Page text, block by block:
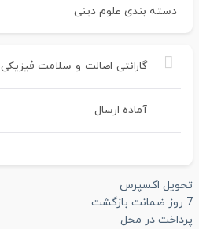
دسته بندی علوم دینی
گارانتی اصالت و سلامت فیزیکی
آماده ارسال
تحویل اکسپرس
7 روز ضمانت بازگشت
پرداخت در محل